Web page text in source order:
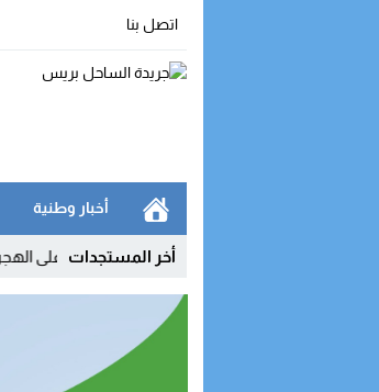
اتصل بنا
أخبار وطنية
أخر المستجدات
يفكك شبكة رقمية للتحريض على الهجرة غير